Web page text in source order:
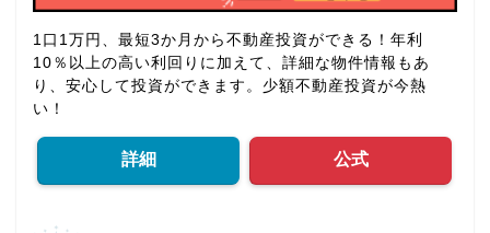
1口1万円、最短3か月から不動産投資ができる！年利
10％以上の高い利回りに加えて、詳細な物件情報もあ
り、安心して投資ができます。少額不動産投資が今熱
い！
詳細 公式